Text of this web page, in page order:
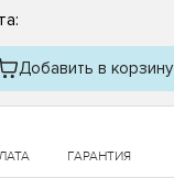
Добавить в корзину
ГАРАНТИЯ